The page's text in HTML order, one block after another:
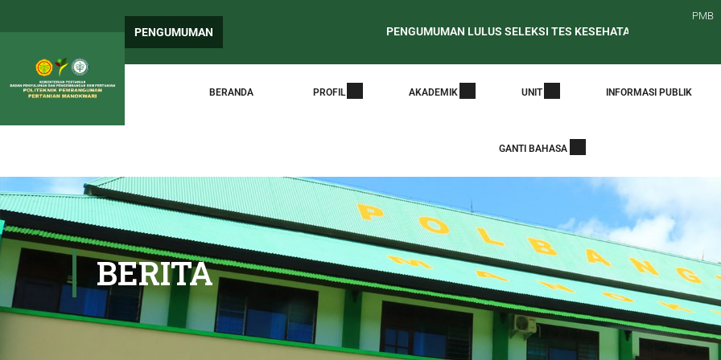
PENGUMUMAN PENGUMUMAN LULUS SELEKSI TES KESEHATAN CALON MAHASISWA
Surat Edaran Periode Awal Pelaporan PDDikti PENELUSURAN ALUMNI
PMB
BERANDA PROFIL AKADEMIK UNIT INFORMASI PUBLIK
GANTI BAHASA
BERITA